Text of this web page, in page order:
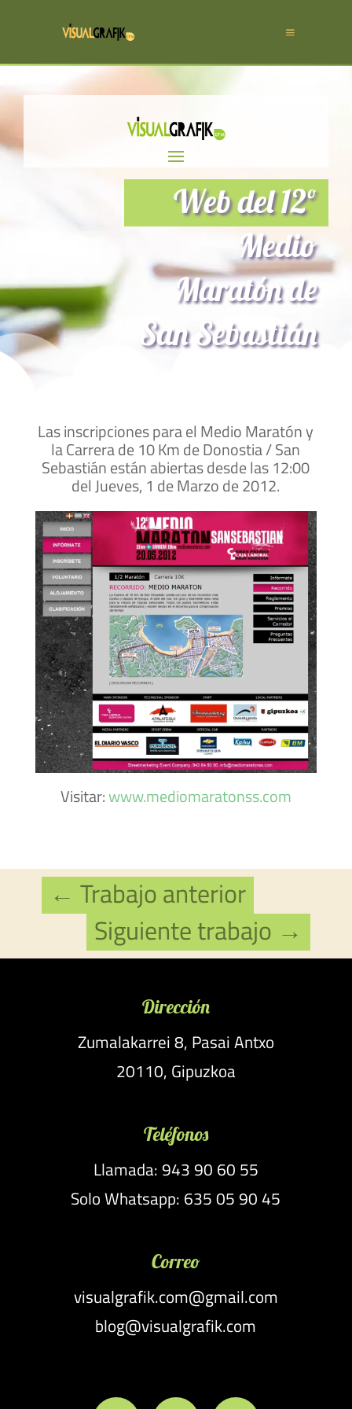
Web del 12º
Medio
Maratón de
San Sebastián
Las inscripciones para el Medio Maratón y
la Carrera de 10 Km de Donostia / San
Sebastián están abiertas desde las 12:00
del Jueves, 1 de Marzo de 2012.
Visitar:www.mediomaratonss.com
← Trabajo anterior
Siguiente trabajo →
Dirección
Zumalakarrei 8, Pasai Antxo
20110, Gipuzkoa
Teléfonos
Llamada: 943 90 60 55
Solo Whatsapp: 635 05 90 45
Correo
visualgrafik.com@gmail.com
blog@visualgrafik.com